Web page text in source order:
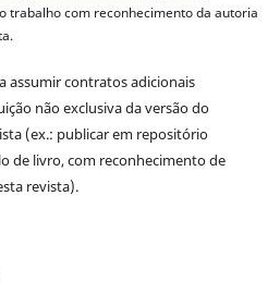
trabalho com reconhecimento da autoria
assumir contratos adicionais
não exclusiva da versão do
(ex.: publicar em repositório
de livro, com reconhecimento de
revista).